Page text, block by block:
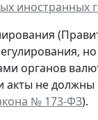
иностранных
органов
не
№ 173-ФЗ).